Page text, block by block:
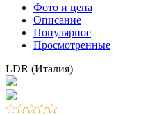
Фото и цена
Описание
Популярное
Просмотренные
LDR (Италия)